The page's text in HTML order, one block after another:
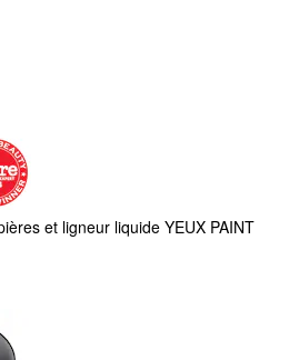
et ligneur liquide YEUX PAINT